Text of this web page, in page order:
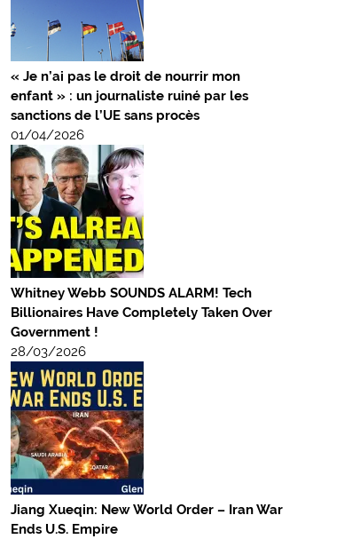
« Je n’ai pas le droit de nourrir mon
enfant » : un journaliste ruiné par les
sanctions de l’UE sans procès
01/04/2026
Whitney Webb SOUNDS ALARM! Tech
Billionaires Have Completely Taken Over
Government !
28/03/2026
Jiang Xueqin: New World Order – Iran War
Ends U.S. Empire